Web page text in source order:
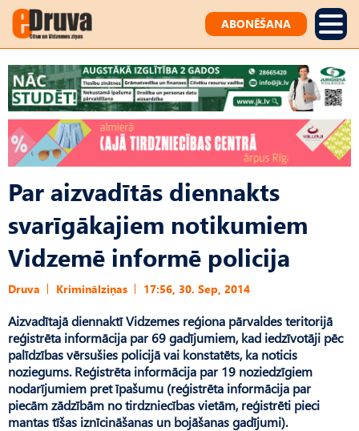
ABONĒŠANA
Par aizvadītās diennakts
svarīgākajiem notikumiem
Vidzemē informē policija
Druva Kriminālziņas 17:56, 30. Sep, 2014
Aizvadītajā diennaktī Vidzemes reģiona pārvaldes teritorijā
reģistrēta informācija par 69 gadījumiem, kad iedzīvotāji pēc
palīdzības vērsušies policijā vai konstatēts, ka noticis
noziegums. Reģistrēta informācija par 19 noziedzīgiem
nodarījumiem pret īpašumu (reģistrēta informācija par
piecām zādzībām no tirdzniecības vietām, reģistrēti pieci
mantas tīšas iznīcināšanas un bojāšanas gadījumi).